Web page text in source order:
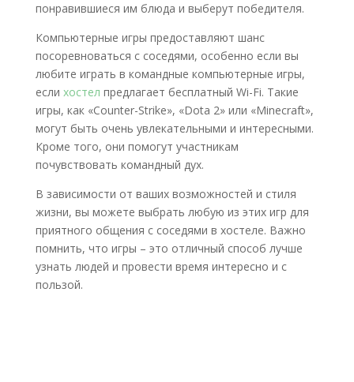
понравившиеся им блюда и выберут победителя.
Компьютерные игры предоставляют шанс
посоревноваться с соседями, особенно если вы
любите играть в командные компьютерные игры,
если хостел предлагает бесплатный Wi-Fi. Такие
игры, как «Counter-Strike», «Dota 2» или «Minecraft»,
могут быть очень увлекательными и интересными.
Кроме того, они помогут участникам
почувствовать командный дух.
В зависимости от ваших возможностей и стиля
жизни, вы можете выбрать любую из этих игр для
приятного общения с соседями в хостеле. Важно
помнить, что игры – это отличный способ лучше
узнать людей и провести время интересно и с
пользой.